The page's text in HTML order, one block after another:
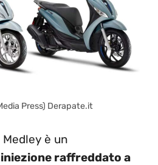
Press) Derapate.it
è un
raffreddato a